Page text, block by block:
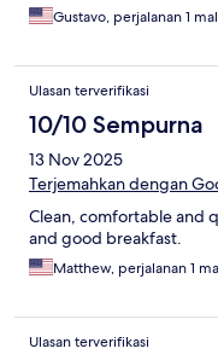
Gustavo, perjalanan 1
Ulasan terverifikasi
10/10 Sempurna
13 Nov 2025
Terjemahkan dengan
Clean, comfortable and
and good breakfast.
Matthew, perjalanan 1
Ulasan terverifikasi